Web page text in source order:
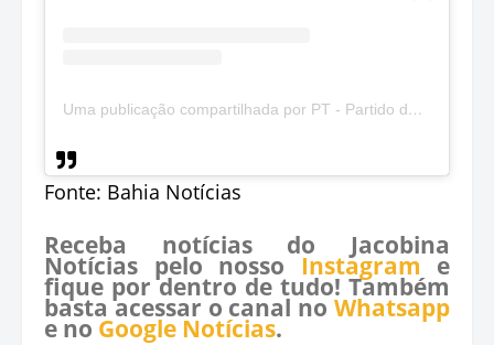
Uma publicação compartilhada por PT - Partido dos Trabalhadores (@ptbrasil)
Fonte: Bahia Notícias
Receba notícias do Jacobina
Notícias pelo nosso Instagram e
fique por dentro de tudo! Também
basta acessar o canal no Whatsapp
e no Google Notícias.